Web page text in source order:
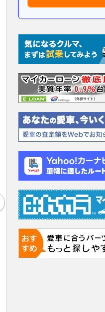
なぜ電車は「ピタリと同じ位
置」に止まれるの？ 実は運転